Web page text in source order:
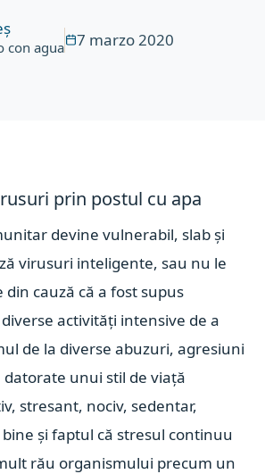
con agua
7 marzo 2020
prin postul cu apa
devine vulnerabil, slab și
virusuri inteligente, sau nu le
din cauză că a fost supus
activități intensive de a
de la diverse abuzuri, agresiuni
unui stil de viață
stresant, nociv, sedentar,
și faptul că stresul continuu
rău organismului precum un